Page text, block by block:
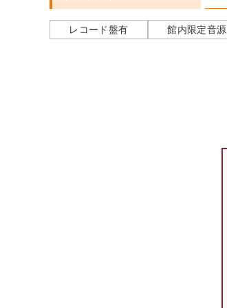
レコード盤有 館内限定音源